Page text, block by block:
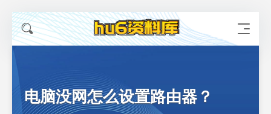
电脑没网怎么设置路由器？